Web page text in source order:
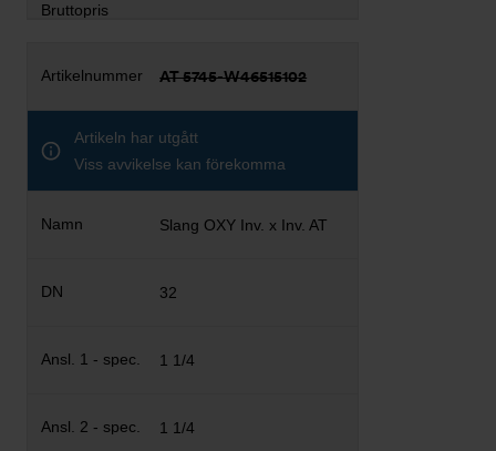
AT 5745-W46515102
Artikeln har utgått
Viss avvikelse kan förekomma
Slang OXY Inv. x Inv. AT
32
1 1/4
1 1/4